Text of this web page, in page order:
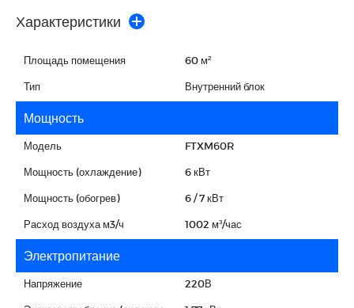
Характеристики
Площадь помещения 60 м²
Тип Внутренний блок
Мощность
Модель FTXM60R
Мощность (охлаждение) 6 кВт
Мощность (обогрев) 6 / 7 кВт
Расход воздуха м3/ч 1002 м³/час
Электропитание
Напряжение 220В